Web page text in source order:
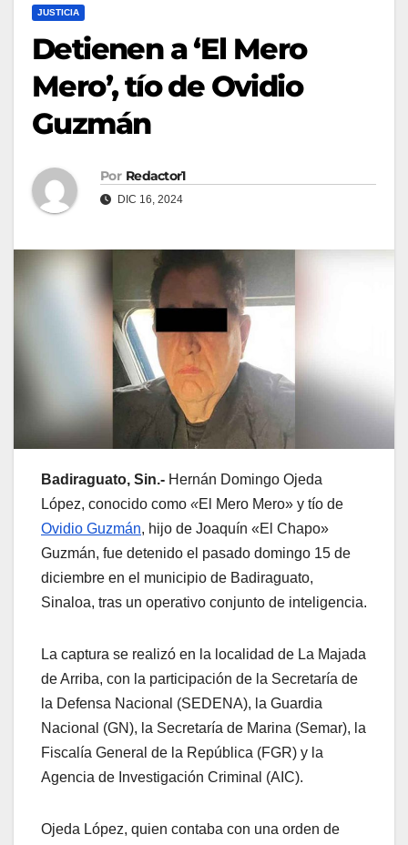
JUSTICIA
Detienen a ‘El Mero
Mero’, tío de Ovidio
Guzmán
Por Redactor1
DIC 16, 2024
Badiraguato, Sin.- Hernán Domingo Ojeda
López, conocido como «El Mero Mero» y tío de
Ovidio Guzmán, hijo de Joaquín «El Chapo»
Guzmán, fue detenido el pasado domingo 15 de
diciembre en el municipio de Badiraguato,
Sinaloa, tras un operativo conjunto de inteligencia.
La captura se realizó en la localidad de La Majada
de Arriba, con la participación de la Secretaría de
la Defensa Nacional (SEDENA), la Guardia
Nacional (GN), la Secretaría de Marina (Semar), la
Fiscalía General de la República (FGR) y la
Agencia de Investigación Criminal (AIC).
Ojeda López, quien contaba con una orden de